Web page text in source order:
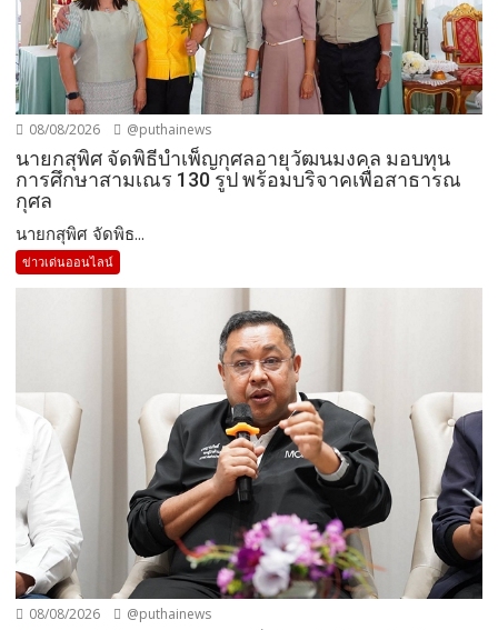
08/08/2026 @puthainews
นายกสุพิศ จัดพิธีบำเพ็ญกุศลอายุวัฒนมงคล มอบทุน
การศึกษาสามเณร 130 รูป พร้อมบริจาคเพื่อสาธารณ
กุศล
นายกสุพิศ จัดพิธ...
ข่าวเด่นออนไลน์
08/08/2026 @puthainews